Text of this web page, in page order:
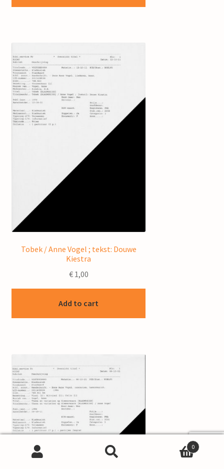
Tobek / Anne Vogel ; tekst: Douwe
Kiestra
€1,00
Add to cart
0